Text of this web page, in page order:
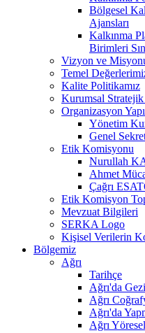
Bölgesel
Ajansları
Kalkınma
Birimleri
Vizyon ve
Temel
Kalite Politikamız
Kurumsal Stratejik
Organizasyon
Yönetim
Genel
Etik Komisyonu
Nurullah
Ahmet
Çağrı
Etik Komisyon
Mevzuat Bilgileri
SERKA Logo
Kişisel Verilerin
Bölgemiz
Ağrı
Tarihçe
Ağrı'da
Ağrı
Ağrı'da
Ağrı